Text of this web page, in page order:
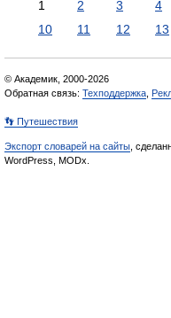
1 2 3 4
10
11 12 13
© Академик, 2000-2026
Обратная связь: Техподдержка
👣 Путешествия
Экспорт словарей на сайты ,
WordPress, MODx.